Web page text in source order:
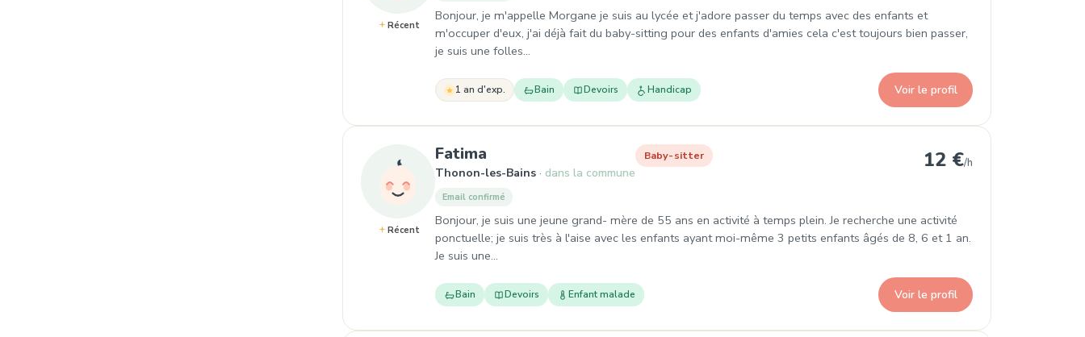
Récent
Bonjour, je m'appelle Morgane je suis au lycée et j'adore passer du temps avec des enfants et
m'occuper d'eux, j'ai déjà fait du baby-sitting pour des enfants d'amies cela c'est toujours bien passer,
je suis une folles…
1 an d'exp. Bain Devoirs Handicap Voir le profil
Récent
Fatima , Baby-sitter à Thonon-les-Bains
Thonon-les-Bains dans la commune
Baby-sitter 12 €/h
Email confirmé
Bonjour, je suis une jeune grand- mère de 55 ans en activité à temps plein. Je recherche une activité
ponctuelle; je suis très à l'aise avec les enfants ayant moi-même 3 petits enfants âgés de 8, 6 et 1 an.
Je suis une…
Bain Devoirs Enfant malade Voir le profil